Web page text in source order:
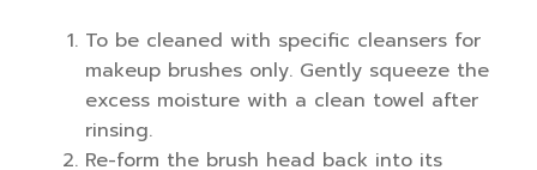
To be cleaned with specific cleansers for
makeup brushes only. Gently squeeze the
excess moisture with a clean towel after
rinsing.
Re-form the brush head back into its